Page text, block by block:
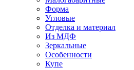
Форма
Угловые
Отделка и материал
Из МДФ
Зеркальные
Особенности
Купе